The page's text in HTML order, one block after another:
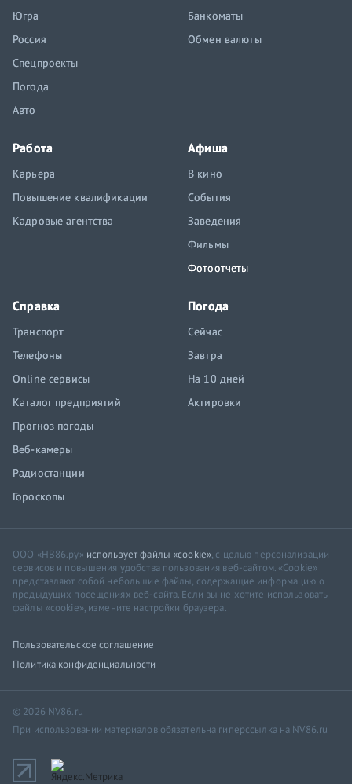
Югра
Россия
Спецпроекты
Погода
Авто
Банкоматы
Обмен валюты
Работа
Карьера
Повышение квалификации
Кадровые агентства
Афиша
В кино
События
Заведения
Фильмы
Фотоотчеты
Справка
Транспорт
Телефоны
Online сервисы
Каталог предприятий
Прогноз погоды
Веб-камеры
Радиостанции
Гороскопы
Погода
Сейчас
Завтра
На 10 дней
Актировки
ООО «НВ86.ру» использует файлы «cookie», с целью персонализации
сервисов и повышения удобства пользования веб-сайтом. «Cookie»
представляют собой небольшие файлы, содержащие информацию о
предыдущих посещениях веб-сайта. Если вы не хотите использовать
файлы «cookie», измените настройки браузера.
Пользовательское соглашение
Политика конфиденциальности
© 2026 NV86.ru
При использовании материалов обязательна гиперссылка на NV86.ru